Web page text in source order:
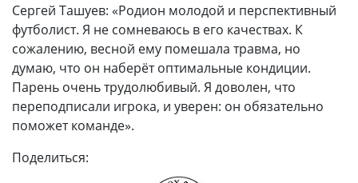
Сергей Ташуев: «Родион молодой и перспективный
футболист. Я не сомневаюсь в его качествах. К
сожалению, весной ему помешала травма, но
думаю, что он наберёт оптимальные кондиции.
Парень очень трудолюбивый. Я доволен, что
переподписали игрока, и уверен: он обязательно
поможет команде».
Поделиться: